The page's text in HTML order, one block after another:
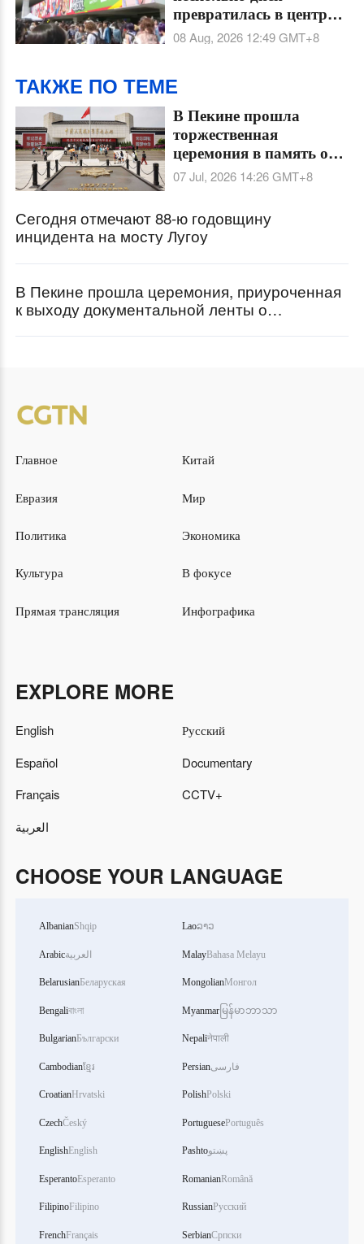
превратилась в центр
мировой поп-культуры
08 Aug, 2026 12:49GMT+8
ТАКЖЕ ПО ТЕМЕ
В Пекине прошла
торжественная
церемония в память о
89-й годовщине
инцидента на мосту
07 Jul, 2026 14:26GMT+8
Сегодня отмечают 88-ю годовщину
инцидента на мосту Лугоу
В Пекине прошла церемония, приуроченная
к выходу документальной ленты о
Главное Китай
Евразия Мир
Политика Экономика
Культура В фокусе
Прямая трансляция Инфографика
EXPLORE MORE
English
Español
Français
العربية
Русский
Documentary
CCTV+
CHOOSE YOUR LANGUAGE
AlbanianShqip
Arabicالعربية
BelarusianБеларуская
Bengaliবাংলা
BulgarianБългарски
Cambodianខ្មែរ
CroatianHrvatski
CzechČeský
EnglishEnglish
EsperantoEsperanto
FilipinoFilipino
FrenchFrançais
Laoລາວ
MalayBahasa Melayu
MongolianМонгол
Myanmar မြန်မာဘာသာ
Nepaliनेपाली
Persianفارسی
PolishPolski
PortuguesePortuguês
Pashtoپښتو
RomanianRomână
RussianРусский
SerbianСрпски